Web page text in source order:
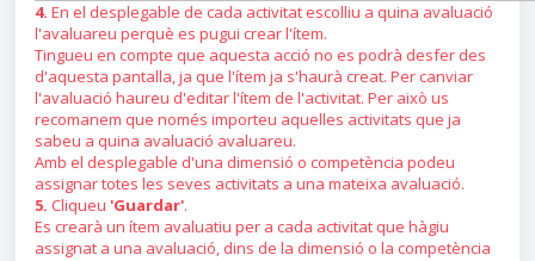
4. En el desplegable de cada activitat escolliu a quina avaluació
l'avaluareu perquè es pugui crear l'ítem.
Tingueu en compte que aquesta acció no es podrà desfer des
d'aquesta pantalla, ja que l'ítem ja s'haurà creat. Per canviar
l'avaluació haureu d'editar l'ítem de l'activitat. Per això us
recomanem que només importeu aquelles activitats que ja
sabeu a quina avaluació avaluareu.
Amb el desplegable d'una dimensió o competència podeu
assignar totes les seves activitats a una mateixa avaluació.
5. Cliqueu 'Guardar'.
Es crearà un ítem avaluatiu per a cada activitat que hàgiu
assignat a una avaluació, dins de la dimensió o la competència